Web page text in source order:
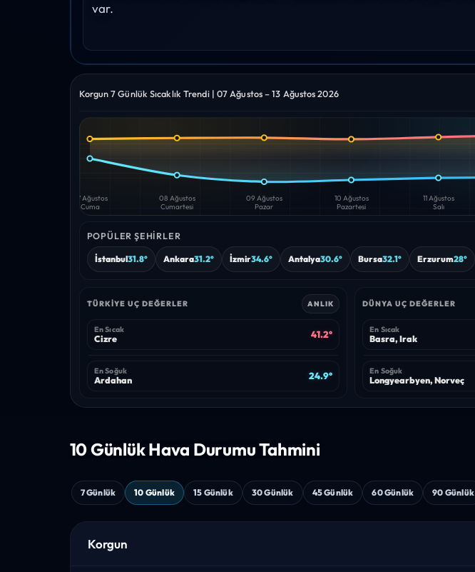
var.
Korgun 7 Günlük Sıcaklık Trendi | 07 Ağustos – 13 Ağustos 2026
Yüksek Düşük
07 Ağustos
Cuma
08 Ağustos
Cumartesi
09 Ağustos
Pazar
10 Ağustos
Pazartesi
11 Ağustos
Salı
POPÜLER ŞEHIRLER
İstanbul31.8° Ankara31.2° İzmir34.6° Antalya30.6° Bursa32.1° Erzurum28°
TÜRKIYE UÇ DEĞERLER ANLIK
En Sıcak
Cizre 41.2°
En Soğuk
Ardahan 24.9°
DÜNYA UÇ DEĞERLER
En Sıcak
Basra, Irak
En Soğuk
Longyearbyen, Norveç
10 Günlük Hava Durumu Tahmini
7 Günlük 10 Günlük 15 Günlük 30 Günlük 45 Günlük 60 Günlük 90 Günlük
Korgun